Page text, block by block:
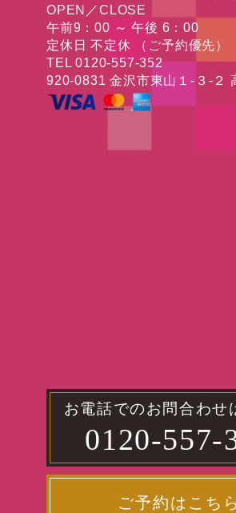
OPEN／CLOSE
午前9：00 ～ 午後 6：00
定休日 不定休 （ご予約優先）
TEL 0120-557-352
920-0831 金沢市東山１-３-２
お電話でのお問合わせ
0120-557-
ご予約はこちら